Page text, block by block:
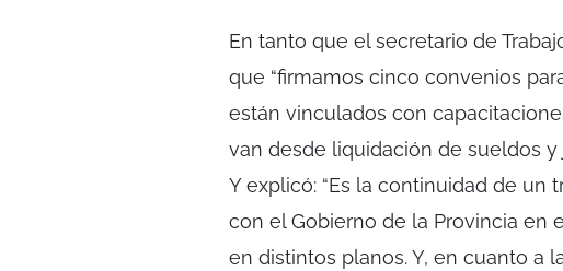
En tanto que el secretario de
que “firmamos cinco convenios
están vinculados con
van desde liquidación de sueldos y
Y explicó: “Es la continuidad de un
con el Gobierno de la Provincia en
en distintos planos. Y, en cuanto a